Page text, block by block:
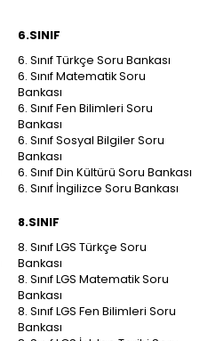
6.SINIF
6. Sınıf Türkçe Soru Bankası
6. Sınıf Matematik Soru
Bankası
6. Sınıf Fen Bilimleri Soru
Bankası
6. Sınıf Sosyal Bilgiler Soru
Bankası
6. Sınıf Din Kültürü Soru Bankası
6. Sınıf İngilizce Soru Bankası
8.SINIF
8. Sınıf LGS Türkçe Soru
Bankası
8. Sınıf LGS Matematik Soru
Bankası
8. Sınıf LGS Fen Bilimleri Soru
Bankası